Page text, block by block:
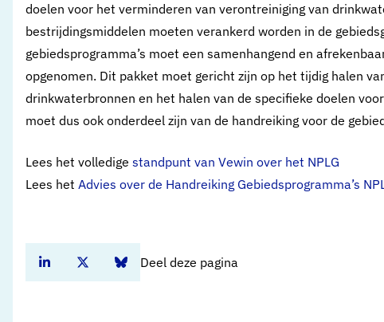
doelen voor het verminderen van verontreiniging van
bestrijdingsmiddelen moeten verankerd worden in de
gebiedsprogramma’s moet een samenhangend en
opgenomen. Dit pakket moet gericht zijn op het tijdig halen
drinkwaterbronnen en het halen van de specifieke doelen
moet dus ook onderdeel zijn van de handreiking voor de
Lees het volledige standpunt van Vewin over het NPLG
Lees het Advies over de Handreiking Gebiedsprogramma’s
Deel deze pagina
Deel dit artikel op Linkedin
Deel dit artikel op Twitter
Deel dit artikel op Bluesky